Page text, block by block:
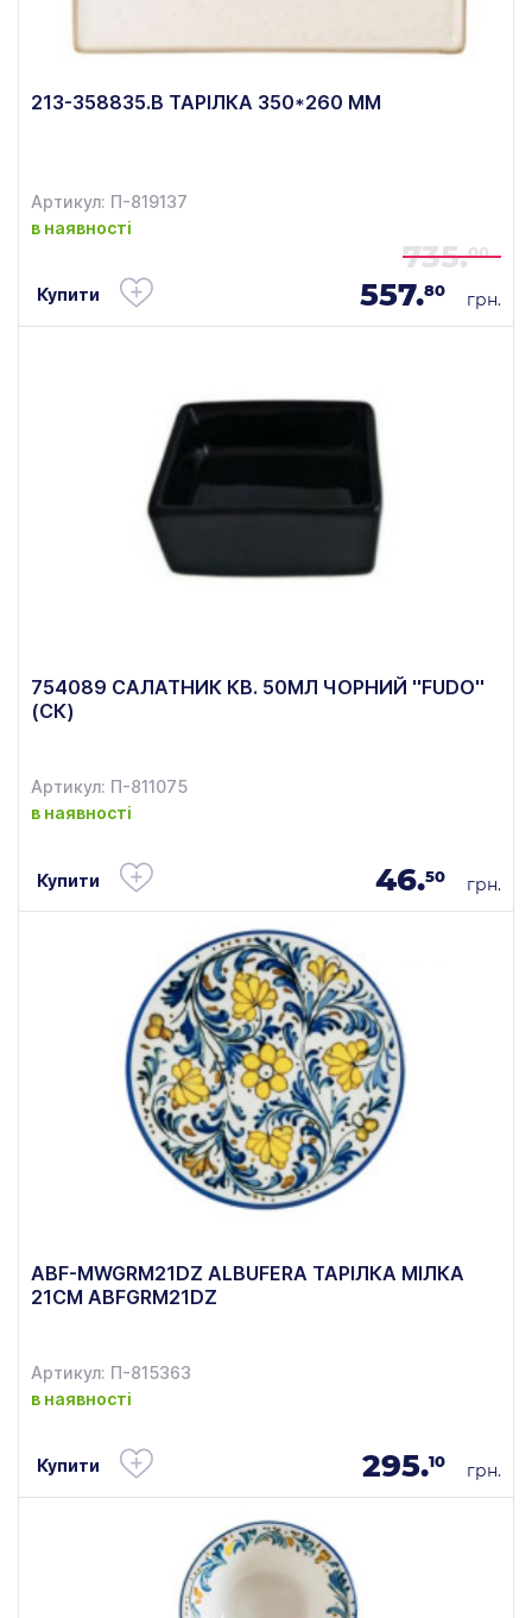
213-358835.B ТАРІЛКА 350*260 ММ
Артикул: П-819137
в наявності
735.00
Купити 557.80 грн.
754089 САЛАТНИК КВ. 50МЛ ЧОРНИЙ ''FUDO''
(СК)
Артикул: П-811075
в наявності
Купити 46.50 грн.
ABF-MWGRM21DZ ALBUFERA ТАРІЛКА МІЛКА
21СМ ABFGRM21DZ
Артикул: П-815363
в наявності
Купити 295.10 грн.